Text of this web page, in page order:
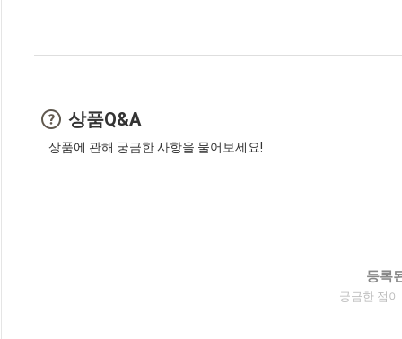
상품Q&A
상품에 관해 궁금한 사항을 물어보세요!
등록
궁금한 점